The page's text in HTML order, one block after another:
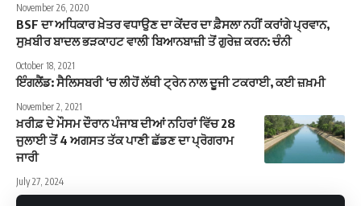
November 26, 2020
BSF ਦਾ ਅਧਿਕਾਰ ਖ਼ੇਤਰ ਵਧਾਉਣ ਦਾ ਕੇਂਦਰ ਦਾ ਫ਼ੈਸਲਾ ਨਹੀਂ ਕਰਾਂਗੇ ਪ੍ਰਵਾਨ,
ਸੁਖ਼ਬੀਰ ਬਾਦਲ ਭੜਕਾਹਟ ਵਾਲੀ ਬਿਆਨਬਾਜ਼ੀ ਤੋਂ ਗੁਰੇਜ਼ ਕਰਨ: ਚੰਨੀ
October 18, 2021
ਇੰਗਲੈਂਡ: ਸੈਲਿਸਬਰੀ ‘ਚ ਲੀਹੋਂ ਲੱਥੀ ਟ੍ਰੇਨ ਨਾਲ ਦੂਜੀ ਟਕਰਾਈ, ਕਈ ਜ਼ਖ਼ਮੀ
November 2, 2021
ਖ਼ਰੀਫ਼ ਦੇ ਮੌਸਮ ਦੌਰਾਨ ਪੰਜਾਬ ਦੀਆਂ ਨਹਿਰਾਂ ਵਿੱਚ 28
ਜੁਲਾਈ ਤੋਂ 4 ਅਗਸਤ ਤੱਕ ਪਾਣੀ ਛੱਡਣ ਦਾ ਪ੍ਰੋਗਰਾਮ
ਜਾਰੀ
July 27, 2024